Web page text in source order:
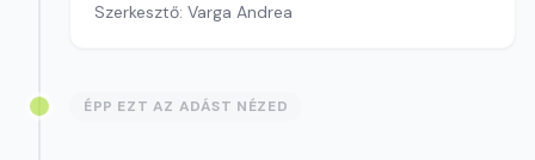
Szerkesztő: Varga Andrea
ÉPP EZT AZ ADÁST NÉZED